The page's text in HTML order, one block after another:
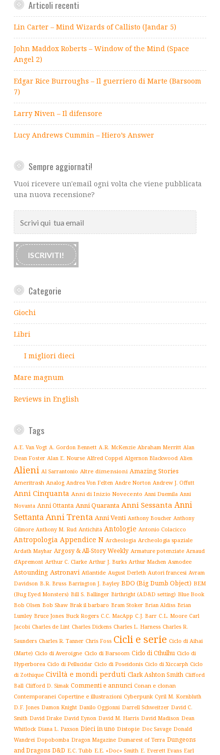
Articoli recenti
Lin Carter – Mind Wizards of Callisto (Jandar 5)
John Maddox Roberts – Window of the Mind (Space
Angel 2)
Edgar Rice Burroughs – Il guerriero di Marte (Barsoom
7)
Larry Niven – Il difensore
Lucy Andrews Cummin – Hiero’s Answer
Sempre aggiornati!
Vuoi ricevere un'email ogni volta che viene pubblicata
una nuova recensione?
qui
tua
email
ISCRIVITI!
Categorie
Giochi
Libri
I migliori dieci
Mare magnum
Reviews in English
Tags
A.E. Van Vogt A. Gordon Bennett A.R. McKenzie Abraham Merritt Alan
Dean Foster Alan E. Nourse Alfred Coppel Algernon Blackwood Alien
Alieni Al Sarrantonio Altre dimensioni Amazing Stories
Ameritrash Analog Andrea Von Felten Andre Norton Andrew J. Offutt
Anni Cinquanta Anni di Inizio Novecento Anni Duemila Anni
Novanta Anni Ottanta Anni Quaranta Anni Sessanta Anni
SettantaAnni Trenta Anni Venti Anthony Boucher Anthony
Gilmore Anthony M. Rud Antichità Antologie Antonio Colacicco
Antropologia Appendice N Archeologia Archeologia spaziale
Ardath Mayhar Argosy & All-Story Weekly Armature potenziate Arnaud
d'Apremont Arthur C. Clarke Arthur J. Burks Arthur Machen Asmodee
Astounding Astronavi Atlantide August Derleth Autori francesi Avram
Davidson B.R. Bruss Barrington J. Bayley BDO (Big Dumb Object) BEM
(Bug Eyed Monsters) Bill S. Ballinger Birthright (AD&D setting) Blue Book
Bob Olsen Bob Shaw Brak il barbaro Bram Stoker Brian Aldiss Brian
Lumley Bruce Jones Buck Rogers C.C. MacApp C.J. Barr C.L. Moore Carl
Jacobi Charles de Lint Charles Dickens Charles L. Harness Charles R.
Saunders Charles R. Tanner Chris Foss Cicli e serie Ciclo di Aihai
(Marte) Ciclo di Averoigne Ciclo di Barsoom Ciclo di Cthulhu Ciclo di
Hyperborea Ciclo di Pellucidar Ciclo di Poseidonis Ciclo di Xiccarph Ciclo
di Zothique Civiltà e mondi perduti Clark Ashton Smith Clifford
Ball Clifford D. Simak Commenti e annunci Conan e clonan
Contemporanei Copertine e illustrazioni Cyberpunk Cyril M. Kornbluth
D.F. Jones Damon Knight Danilo Oggionni Darrell Schweitzer David C.
Smith David Drake David Eynon David M. Harris David Madison Dean
Whitlock Diana L. Paxson Dieci in uno Distopie Doc Savage Donald
Wandrei Dopobomba Dragon Magazine Dumarest of Terra Dungeons
and Dragons D&D E.C. Tubb E.E. «Doc» Smith E. Everett Evans Earl